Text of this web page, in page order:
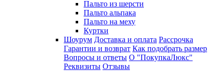
Пальто из шерсти
Пальто альпака
Пальто на меху
Куртки
Шоурум Доставка и оплата Рассрочка
Гарантии и возврат Как подобрать размер
Вопросы и ответы О "ПокупкаЛюкс"
Реквизиты Отзывы